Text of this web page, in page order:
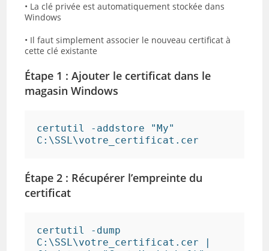
• La clé privée est automatiquement stockée dans
Windows
• Il faut simplement associer le nouveau certificat à
cette clé existante
Étape 1 : Ajouter le certificat dans le
magasin Windows
certutil -addstore "My"
Étape 2 : Récupérer l’empreinte du
certificat
certutil -dump
C:\SSL\votre_certificat.cer |